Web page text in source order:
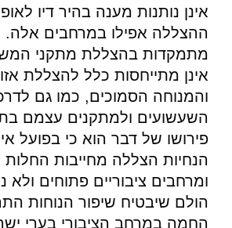
אינן נותנות מענה בהיר דיו
ההצללה אפילו במרחבים אלה.
מתמקדות בהצללת מתקני
אינן מתייחסות כלל להצללת
והמנוחה הסמוכים, כמו גם
השעשועים ולמתקנים עצמם
פירושו של דבר הוא כי בפועל
הנחיות הצללה מחייבות החלות
ומרחבים ציבוריים פתוחים ולא
הולם שיבטיח שיפור הנוחות
החמה במרחב הציבורי בערי